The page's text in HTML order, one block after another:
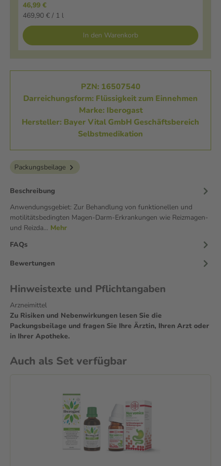
46,99 €
469,90 € / 1 l
In den Warenkorb
PZN: 16507540
Darreichungsform: Flüssigkeit zum Einnehmen
Marke: Iberogast
Hersteller: Bayer Vital GmbH Geschäftsbereich
Selbstmedikation
Packungsbeilage
Beschreibung
Anwendungsgebiet: Zur Behandlung von funktionellen und
motilitätsbedingten Magen-Darm-Erkrankungen wie Reizmagen-
und Reizda… Mehr
FAQs
Bewertungen
Hinweistexte und Pflichtangaben
Arzneimittel
Zu Risiken und Nebenwirkungen lesen Sie die
Packungsbeilage und fragen Sie Ihre Ärztin, Ihren Arzt oder
in Ihrer Apotheke.
Auch als Set verfügbar